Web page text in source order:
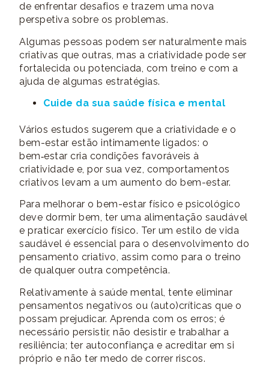
de enfrentar desafios e trazem uma nova
perspetiva sobre os problemas.
Algumas pessoas podem ser naturalmente mais
criativas que outras, mas a criatividade pode ser
fortalecida ou potenciada, com treino e com a
ajuda de algumas estratégias.
Cuide da sua saúde física e mental
Vários estudos sugerem que a criatividade e o
bem-estar estão intimamente ligados: o
bem‑estar cria condições favoráveis à
criatividade e, por sua vez, comportamentos
criativos levam a um aumento do bem-estar.
Para melhorar o bem-estar físico e psicológico
deve dormir bem, ter uma alimentação saudável
e praticar exercício físico. Ter um estilo de vida
saudável é essencial para o desenvolvimento do
pensamento criativo, assim como para o treino
de qualquer outra competência.
Relativamente à saúde mental, tente eliminar
pensamentos negativos ou (auto)críticas que o
possam prejudicar. Aprenda com os erros; é
necessário persistir, não desistir e trabalhar a
resiliência; ter autoconfiança e acreditar em si
próprio e não ter medo de correr riscos.